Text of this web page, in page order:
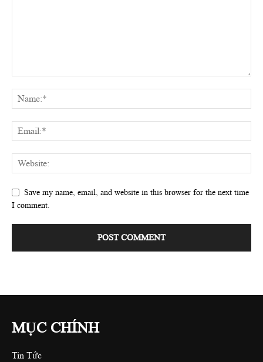
Save my name, email, and website in this browser for the next time
I comment.
MỤC CHÍNH
Tin Tức